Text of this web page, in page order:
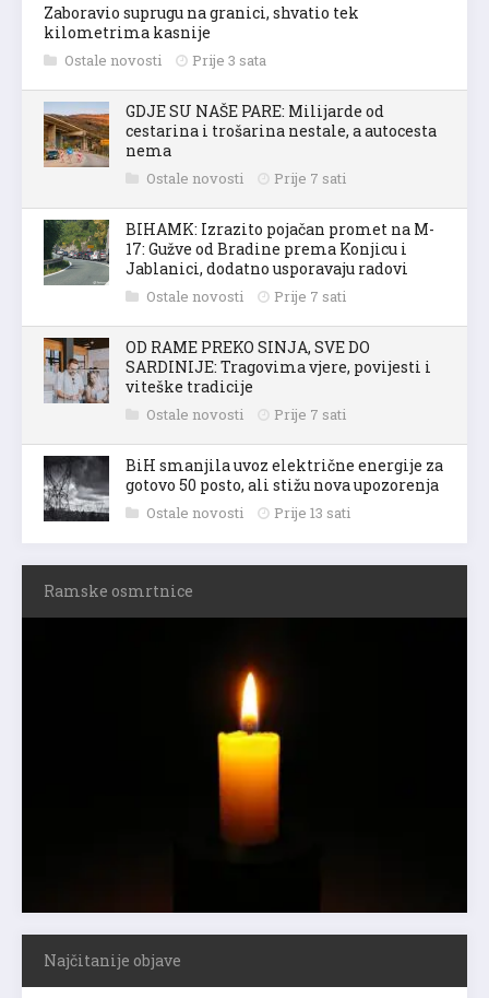
Zaboravio suprugu na granici, shvatio tek
kilometrima kasnije
Ostale novosti Prije 3 sata
GDJE SU NAŠE PARE: Milijarde od
cestarina i trošarina nestale, a autocesta
nema
Ostale novosti Prije 7 sati
BIHAMK: Izrazito pojačan promet na M-
17: Gužve od Bradine prema Konjicu i
Jablanici, dodatno usporavaju radovi
Ostale novosti Prije 7 sati
OD RAME PREKO SINJA, SVE DO
SARDINIJE: Tragovima vjere, povijesti i
viteške tradicije
Ostale novosti Prije 7 sati
BiH smanjila uvoz električne energije za
gotovo 50 posto, ali stižu nova upozorenja
Ostale novosti Prije 13 sati
Ramske osmrtnice
Najčitanije objave